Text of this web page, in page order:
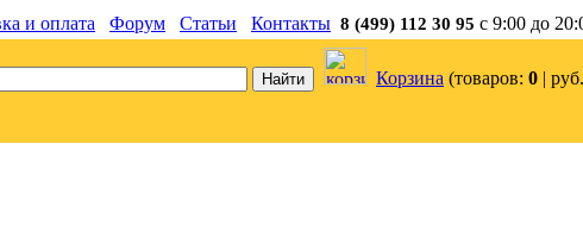
и оплата Форум Статьи Контакты 8 (499) 112 30 95 с 9:00 до
Корзина (товаров: 0 |